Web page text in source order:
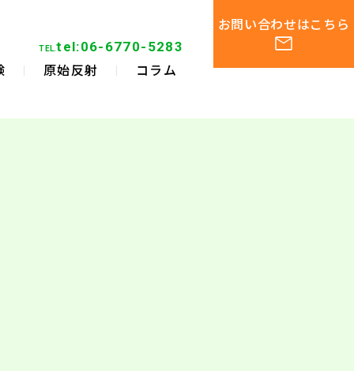
原始反射 コラム
TEL.tel:06-6770-5283
お問い合わせはこちら